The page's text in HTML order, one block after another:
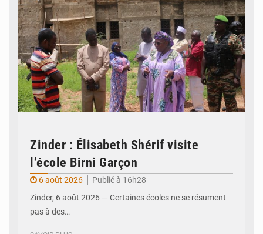
Zinder : Élisabeth Shérif visite
l’école Birni Garçon
6 août 2026
Publié à 16h28
Zinder, 6 août 2026 — Certaines écoles ne se résument
pas à des…